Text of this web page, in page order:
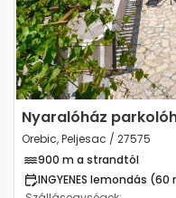
Nyaralóház
Orebic, Peljesac / 27575
900 m a strandtól
INGYENES lemondás